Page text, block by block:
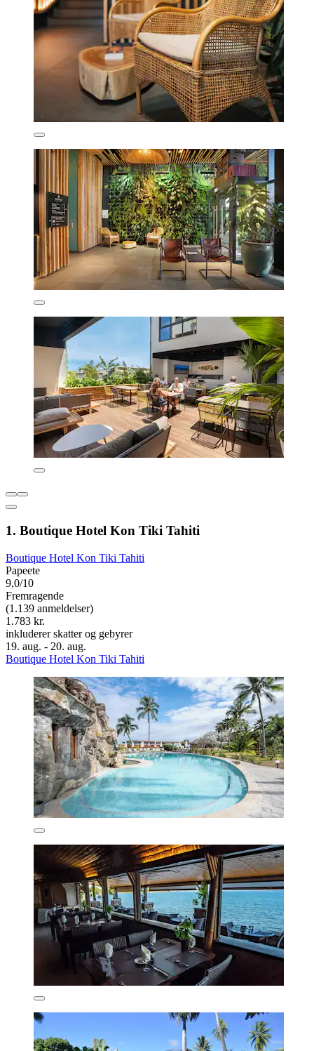
1. Boutique Hotel Kon Tiki Tahiti
Boutique Hotel Kon Tiki Tahiti
Papeete
9,0/10
Fremragende
(1.139 anmeldelser)
1.783 kr.
inkluderer skatter og gebyrer
19. aug. - 20. aug.
Boutique Hotel Kon Tiki Tahiti